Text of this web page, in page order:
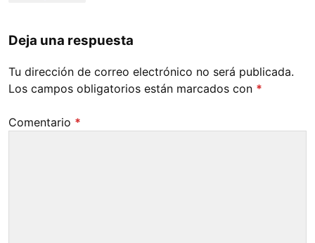
Deja una respuesta
Tu dirección de correo electrónico no será publicada.
Los campos obligatorios están marcados con *
Comentario *